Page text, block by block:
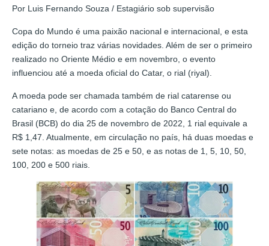
Por Luis Fernando Souza / Estagiário sob supervisão
Copa do Mundo é uma paixão nacional e internacional, e esta
edição do torneio traz várias novidades. Além de ser o primeiro
realizado no Oriente Médio e em novembro, o evento
influenciou até a moeda oficial do Catar, o rial (riyal).
A moeda pode ser chamada também de rial catarense ou
catariano e, de acordo com a cotação do Banco Central do
Brasil (BCB) do dia 25 de novembro de 2022, 1 rial equivale a
R$ 1,47. Atualmente, em circulação no país, há duas moedas e
sete notas: as moedas de 25 e 50, e as notas de 1, 5, 10, 50,
100, 200 e 500 riais.